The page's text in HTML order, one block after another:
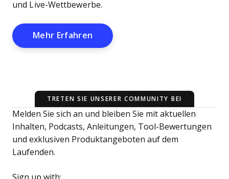
und Live-Wettbewerbe.
Mehr Erfahren Opens New Window
TRETEN SIE UNSERER COMMUNITY BEI
Melden Sie sich an und bleiben Sie mit aktuellen
Inhalten, Podcasts, Anleitungen, Tool-Bewertungen
und exklusiven Produktangeboten auf dem
Laufenden.